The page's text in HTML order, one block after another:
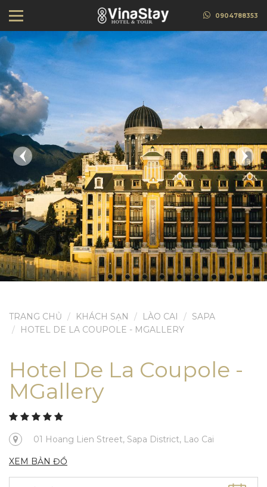
0904788353
TRANG CHỦ KHÁCH SẠN LÀO CAI
SAPA
HOTEL DE LA COUPOLE - MGALLERY
Hotel De La Coupole -
MGallery
01 Hoang Lien Street, Sapa District, Lao Cai
XEM BẢN ĐỒ